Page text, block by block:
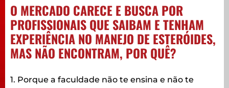
O MERCADO CARECE E BUSCA POR
PROFISSIONAIS QUE SAIBAM E TENHAM
EXPERIÊNCIA NO MANEJO DE ESTERÓIDES,
MAS NÃO ENCONTRAM, POR QUÊ?
1. Porque a faculdade não te ensina e não te